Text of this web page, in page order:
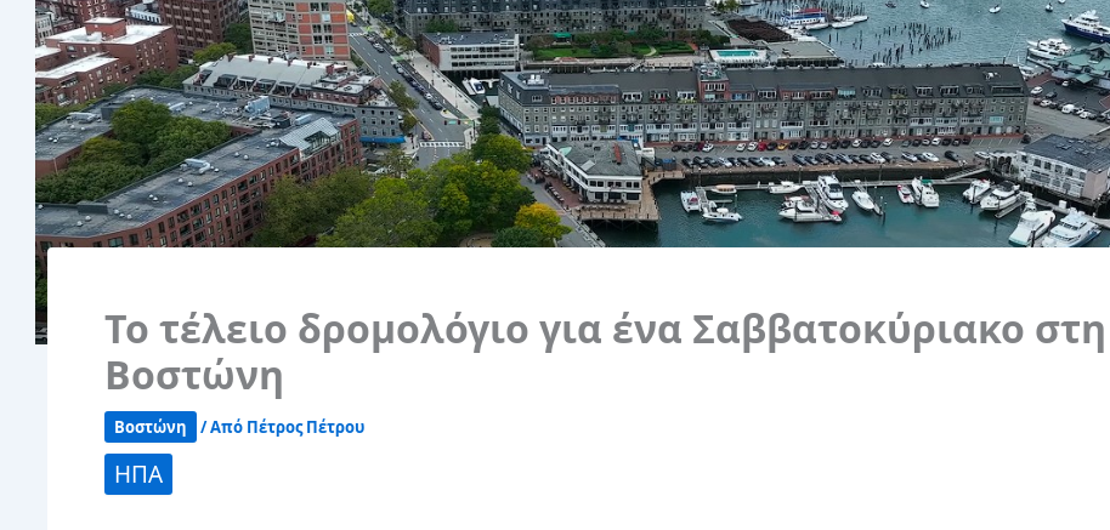
Το τέλειο δρομολόγιο για ένα Σαββατοκύριακο στη
Βοστώνη
Βοστώνη / Από Πέτρος Πέτρου
ΗΠΑ